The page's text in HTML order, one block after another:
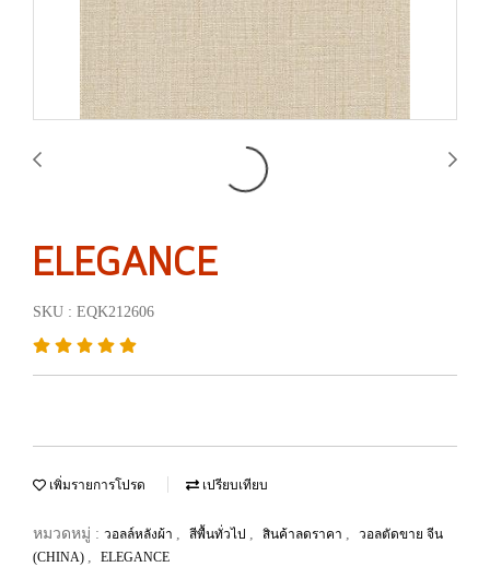
ELEGANCE
SKU : EQK212606
เพิ่มรายการโปรด เปรียบเทียบ
หมวดหมู่ : วอลล์หลังผ้า , สีพื้นทั่วไป , สินค้าลดราคา ,
วอลตัดขาย จีน
(CHINA) , ELEGANCE